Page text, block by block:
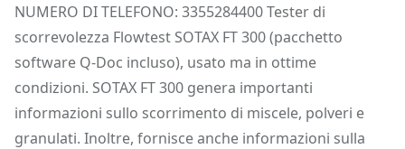
NUMERO DI TELEFONO: 3355284400 Tester di
scorrevolezza Flowtest SOTAX FT 300 (pacchetto
software Q-Doc incluso), usato ma in ottime
condizioni. SOTAX FT 300 genera importanti
informazioni sullo scorrimento di miscele, polveri e
granulati. Inoltre, fornisce anche informazioni sulla